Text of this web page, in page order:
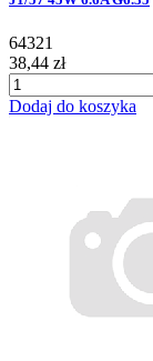
64321
38,44 zł
Dodaj do koszyka